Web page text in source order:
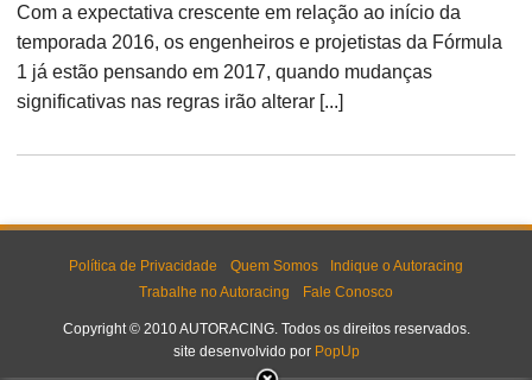
Com a expectativa crescente em relação ao início da
temporada 2016, os engenheiros e projetistas da Fórmula
1 já estão pensando em 2017, quando mudanças
significativas nas regras irão alterar [...]
Política de Privacidade Quem Somos
Indique o Autoracing
Trabalhe no Autoracing
Fale Conosco
Copyright © 2010 AUTORACING. Todos os direitos reservados.
site desenvolvido por PopUp